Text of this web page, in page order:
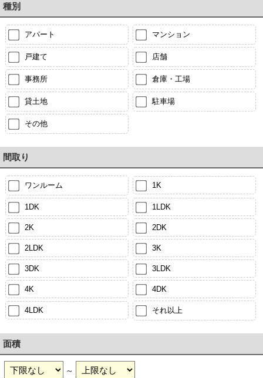
種別
アパート マンション
戸建て 店舗
事務所 倉庫・工場
貸土地 駐車場
その他
間取り
ワンルーム 1K
1DK 1LDK
2K 2DK
2LDK 3K
3DK 3LDK
4K 4DK
4LDK それ以上
面積
～